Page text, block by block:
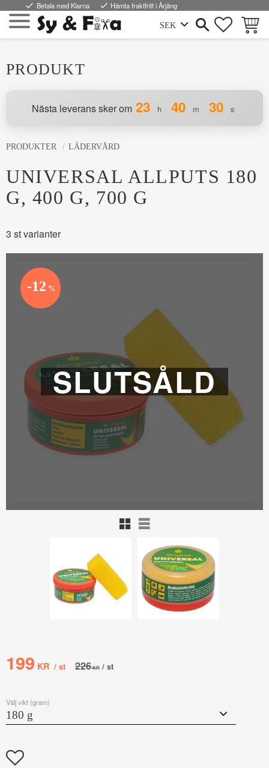
Meny
done Betala med Klarna done Hämta fraktfritt i Årjäng
PRODUKT
Nästa leverans sker om 23 h 40 m 30 s
PRODUKTER LÄDERVÅRD
UNIVERSAL ALLPUTS 180
G, 400 G, 700 G
3 st varianter
SLUTSÅLD
12 %
Rutnätsvy
Listvy
Nedsatt pris:
199 KR / st Ordinarie pris:
226KR / st
Välj vikt (gram)
Lägg till i favoriter